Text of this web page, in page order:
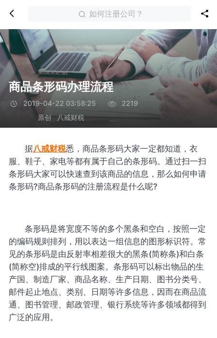
如何注册公司？
商品条形码办理流程
2019-04-22 03:58:25
2219
原创
八戒财税
据八戒财税悉，商品条形码大家一定都知道，衣
服、鞋子、家电等都有属于自己的条形码。通过扫一扫
条形码大家可以快速查到该商品的信息，那么如何申请
条形码?商品条形码的注册流程是什么呢?
条形码是将宽度不等的多个黑条和空白，按照一定
的编码规则排列，用以表达一组信息的图形标识符。常
见的条形码是由反射率相差很大的黑条(简称条)和白条
(简称空)排成的平行线图案。条形码可以标出物品的生
产国、制造厂家、商品名称、生产日期、图书分类号、
邮件起止地点、类别、日期等许多信息，因而在商品流
通、图书管理、邮政管理、银行系统等许多领域都得到
广泛的应用。